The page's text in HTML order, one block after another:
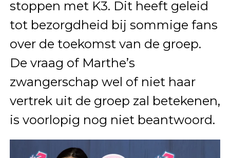
stoppen met K3. Dit heeft geleid
tot bezorgdheid bij sommige fans
over de toekomst van de groep.
De vraag of Marthe’s
zwangerschap wel of niet haar
vertrek uit de groep zal betekenen,
is voorlopig nog niet beantwoord.